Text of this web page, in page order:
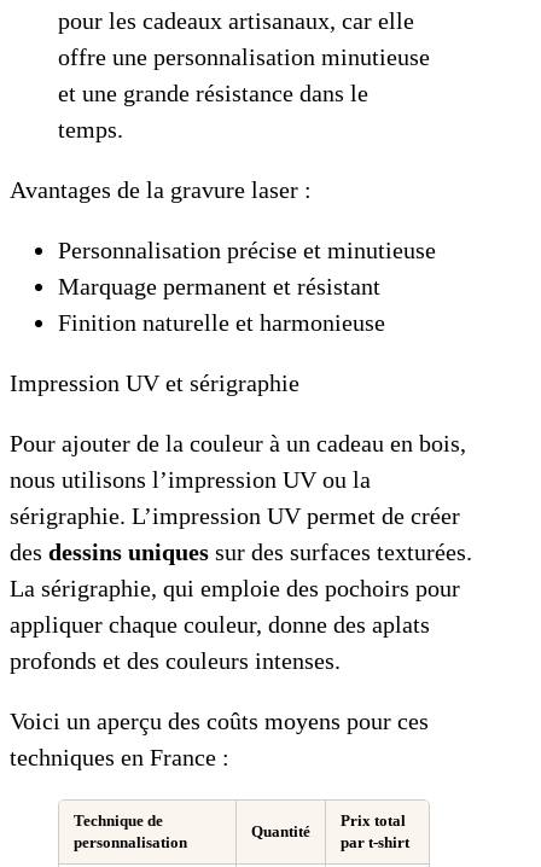
pour les cadeaux artisanaux, car elle
offre une personnalisation minutieuse
et une grande résistance dans le
temps.
Avantages de la gravure laser :
Personnalisation précise et minutieuse
Marquage permanent et résistant
Finition naturelle et harmonieuse
Impression UV et sérigraphie
Pour ajouter de la couleur à un cadeau en bois,
nous utilisons l’impression UV ou la
sérigraphie. L’impression UV permet de créer
des dessins uniques sur des surfaces texturées.
La sérigraphie, qui emploie des pochoirs pour
appliquer chaque couleur, donne des aplats
profonds et des couleurs intenses.
Voici un aperçu des coûts moyens pour ces
techniques en France :
Technique de
personnalisation
Quantité
Prix total
par t-shirt